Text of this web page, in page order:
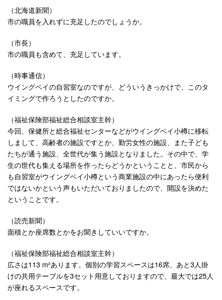
（北海道新聞）
市の職員を入れずに充足したのでしょうか。
（市長）
市の職員も含めて、充足しています。
（時事通信）
ウイングベイの自習室なのですが、どういうきっかけで、このタ
イミングで作ろうとしたのですか。
（福祉保険部福祉総合相談室主幹）
今回、保健所と総合福祉センターなどがウイングベイ小樽に移転
しまして、高齢者の施設ですとか、勤労女性の施設、また子ども
たちが通う施設、全世代が集う施設となりました。その中で、学
生の世代も集える場所を作ったらどうかということと、市民から
も自習室がウイングベイ小樽という商業施設の中にあったら便利
ではないかという声もいただいておりましたので、開設を決めた
ということです。
（読売新聞）
面積とか座席数とかをお聞きしていいですか。
（福祉保険部福祉総合相談室主幹）
広さは113 m²あります。個別の学習スペースは16席、あと3人掛
けの共用テーブルを3セット用意しておりますので、最大では25人
が座れるスペースです。